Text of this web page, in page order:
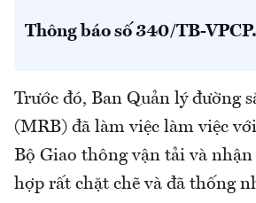
Thông báo số 340/TB-VPCP.
Trước đó, Ban Quản lý đường
(MRB) đã làm việc làm việc
Bộ Giao thông vận tải và nhận
hợp rất chặt chẽ và đã thống